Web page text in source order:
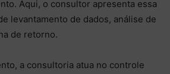
Aqui, o consultor apresenta essa
levantamento de dados, análise de
de retorno.
a consultoria atua no controle